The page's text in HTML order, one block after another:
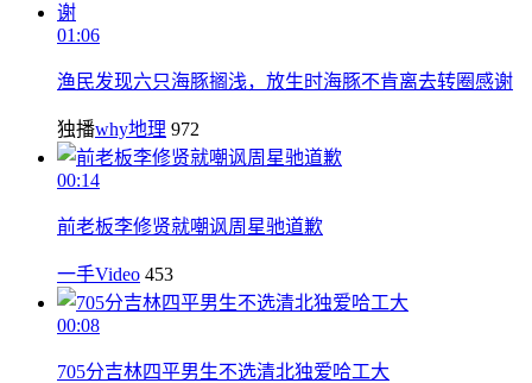
01:06
渔民发现六只海豚搁浅，放生时海豚不肯离去转圈感谢
独播why地理 972
00:14
前老板李修贤就嘲讽周星驰道歉
一手Video 453
00:08
705分吉林四平男生不选清北独爱哈工大